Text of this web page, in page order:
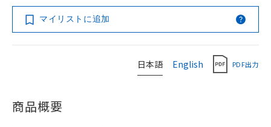
マイリストに追加
日本語 English PDF出力
商品概要